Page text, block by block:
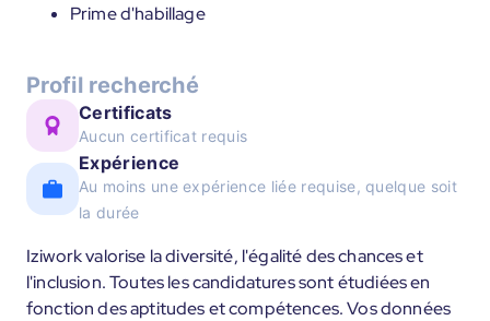
Prime d'habillage
Profil recherché
Certificats
Aucun certificat requis
Expérience
Au moins une expérience liée requise, quelque soit
la durée
Iziwork valorise la diversité, l'égalité des chances et
l'inclusion. Toutes les candidatures sont étudiées en
fonction des aptitudes et compétences. Vos données